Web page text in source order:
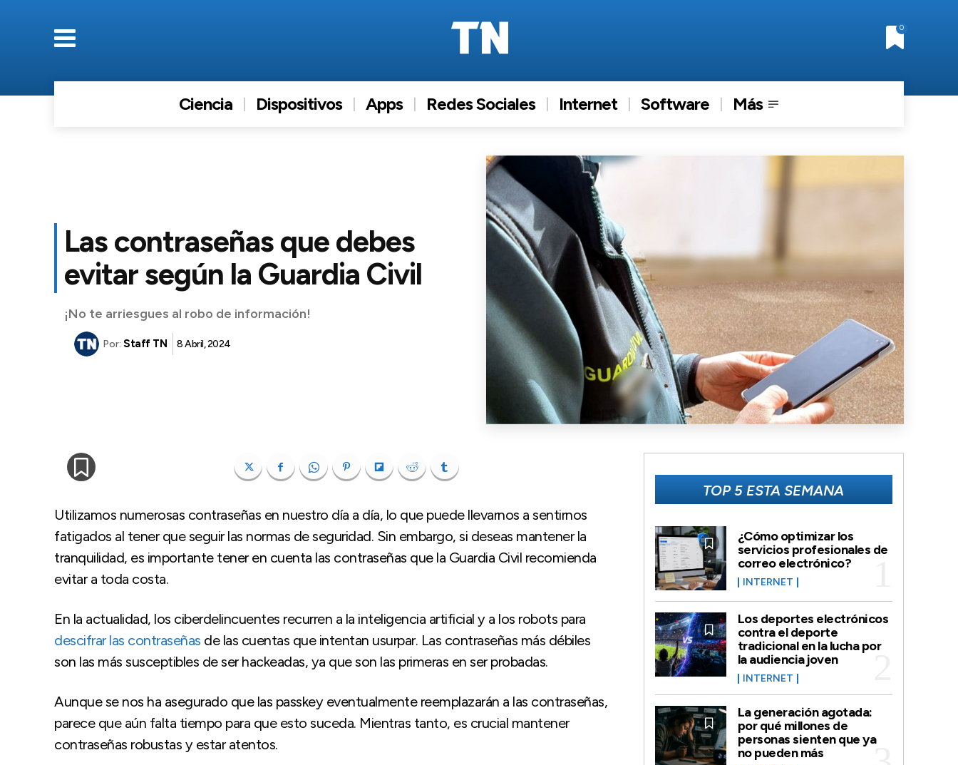
0
Ciencia Dispositivos Apps Redes Sociales Internet Software Más
Las contraseñas que debes
evitar según la Guardia Civil
¡No te arriesgues al robo de información!
Por: Staff TN 8 Abril, 2024
Utilizamos numerosas contraseñas en nuestro día a día, lo que puede llevarnos a sentirnos
fatigados al tener que seguir las normas de seguridad. Sin embargo, si deseas mantener la
tranquilidad, es importante tener en cuenta las contraseñas que la Guardia Civil recomienda
evitar a toda costa.
En la actualidad, los ciberdelincuentes recurren a la inteligencia artificial y a los robots para
descifrar las contraseñas de las cuentas que intentan usurpar. Las contraseñas más débiles
son las más susceptibles de ser hackeadas, ya que son las primeras en ser probadas.
Aunque se nos ha asegurado que las passkey eventualmente reemplazarán a las contraseñas,
parece que aún falta tiempo para que esto suceda. Mientras tanto, es crucial mantener
contraseñas robustas y estar atentos.
TOP 5 ESTA SEMANA
¿Cómo optimizar los
servicios profesionales de
correo electrónico?
INTERNET
Los deportes electrónicos
contra el deporte
tradicional en la lucha por
la audiencia joven
INTERNET
La generación agotada:
por qué millones de
personas sienten que ya
no pueden más